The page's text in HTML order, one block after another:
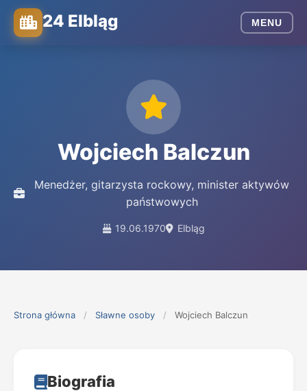
24 Elbląg MENU
Wojciech Balczun
Menedżer, gitarzysta rockowy, minister aktywów
państwowych
19.06.1970 Elbląg
Strona główna / Sławne osoby / Wojciech Balczun
Biografia